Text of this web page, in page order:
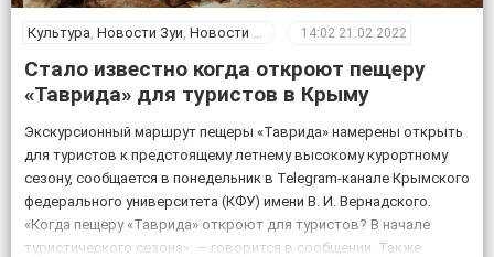
Культура, Новости Зуи, Новости Крыма 14:02 21.02.2022
Стало известно когда откроют пещеру
«Таврида» для туристов в Крыму
Экскурсионный маршрут пещеры «Таврида» намерены открыть
для туристов к предстоящему летнему высокому курортному
сезону, сообщается в понедельник в Telegram-канале Крымского
федерального университета (КФУ) имени В. И. Вернадского.
«Когда пещеру «Таврида» откроют для туристов? В начале
туристического сезона», — говорится в сообщении. Также